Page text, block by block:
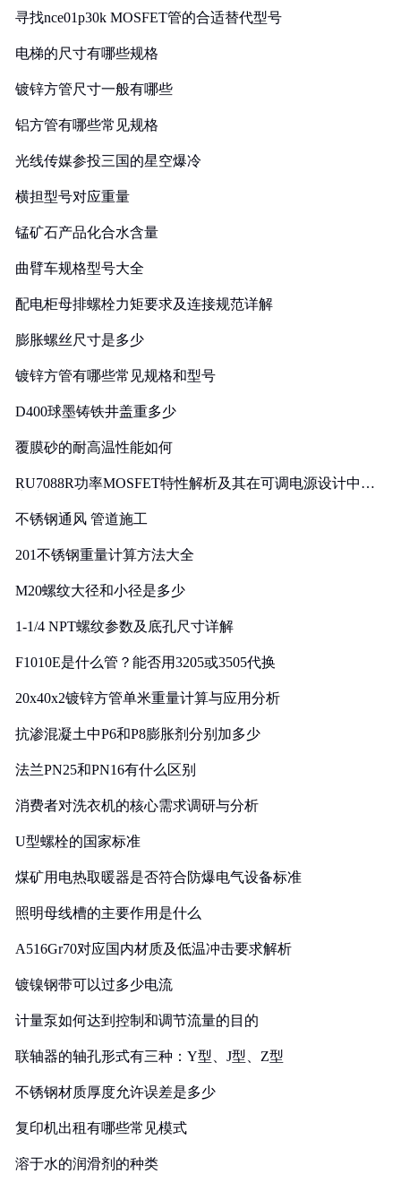
寻找nce01p30k MOSFET管的合适替代型号
电梯的尺寸有哪些规格
镀锌方管尺寸一般有哪些
铝方管有哪些常见规格
光线传媒参投三国的星空爆冷
横担型号对应重量
锰矿石产品化合水含量
曲臂车规格型号大全
配电柜母排螺栓力矩要求及连接规范详解
膨胀螺丝尺寸是多少
镀锌方管有哪些常见规格和型号
D400球墨铸铁井盖重多少
覆膜砂的耐高温性能如何
RU7088R功率MOSFET特性解析及其在可调电源设计中的
不锈钢通风 管道施工
201不锈钢重量计算方法大全
M20螺纹大径和小径是多少
1-1/4 NPT螺纹参数及底孔尺寸详解
F1010E是什么管？能否用3205或3505代换
20x40x2镀锌方管单米重量计算与应用分析
抗渗混凝土中P6和P8膨胀剂分别加多少
法兰PN25和PN16有什么区别
消费者对洗衣机的核心需求调研与分析
U型螺栓的国家标准
煤矿用电热取暖器是否符合防爆电气设备标准
照明母线槽的主要作用是什么
A516Gr70对应国内材质及低温冲击要求解析
镀镍钢带可以过多少电流
计量泵如何达到控制和调节流量的目的
联轴器的轴孔形式有三种：Y型、J型、Z型
不锈钢材质厚度允许误差是多少
复印机出租有哪些常见模式
溶于水的润滑剂的种类